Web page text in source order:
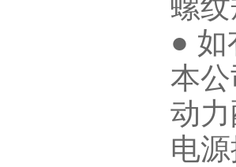
螺
● 如
本
动
电